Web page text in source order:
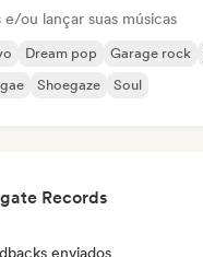
e/ou lançar suas músicas
Dream pop Garage rock
Shoegaze Soul
Records
enviados